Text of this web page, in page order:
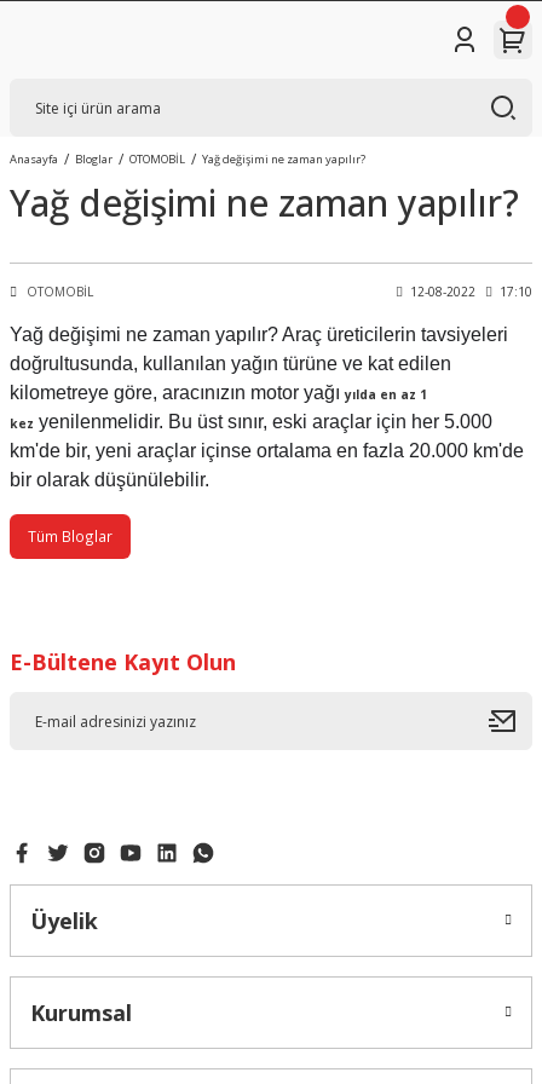
Anasayfa Bloglar OTOMOBİL Yağ değişimi ne zaman yapılır?
Yağ değişimi ne zaman yapılır?
OTOMOBİL 12-08-2022 17:10
Yağ değişimi ne zaman yapılır? Araç üreticilerin tavsiyeleri
doğrultusunda, kullanılan yağın türüne ve kat edilen
kilometreye göre, aracınızın motor yağıyılda en az 1
kez yenilenmelidir. Bu üst sınır, eski araçlar için her 5.000
km'de bir, yeni araçlar içinse ortalama en fazla 20.000 km'de
bir olarak düşünülebilir.
Tüm Bloglar
E-Bültene Kayıt Olun
Üyelik
Kurumsal